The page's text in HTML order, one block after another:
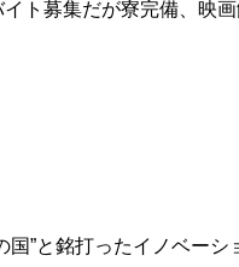
ト募集だが寮完備、映
”と銘打ったイノベーシ